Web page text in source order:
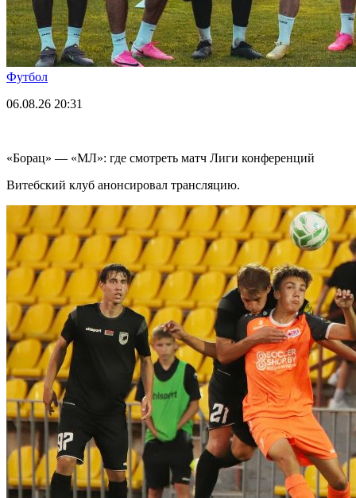
Футбол
06.08.26 20:31
«Борац» — «МЛ»: где смотреть матч Лиги конференций
Витебский клуб анонсировал трансляцию.